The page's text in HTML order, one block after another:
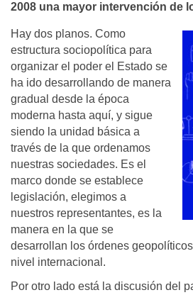
2008 una mayor intervención de
Hay dos planos. Como
estructura sociopolítica para
organizar el poder el Estado se
ha ido desarrollando de manera
gradual desde la época
moderna hasta aquí, y sigue
siendo la unidad básica a
través de la que ordenamos
nuestras sociedades. Es el
marco donde se establece
legislación, elegimos a
nuestros representantes, es la
manera en la que se
desarrollan los órdenes
nivel internacional.
Por otro lado está la discusión del